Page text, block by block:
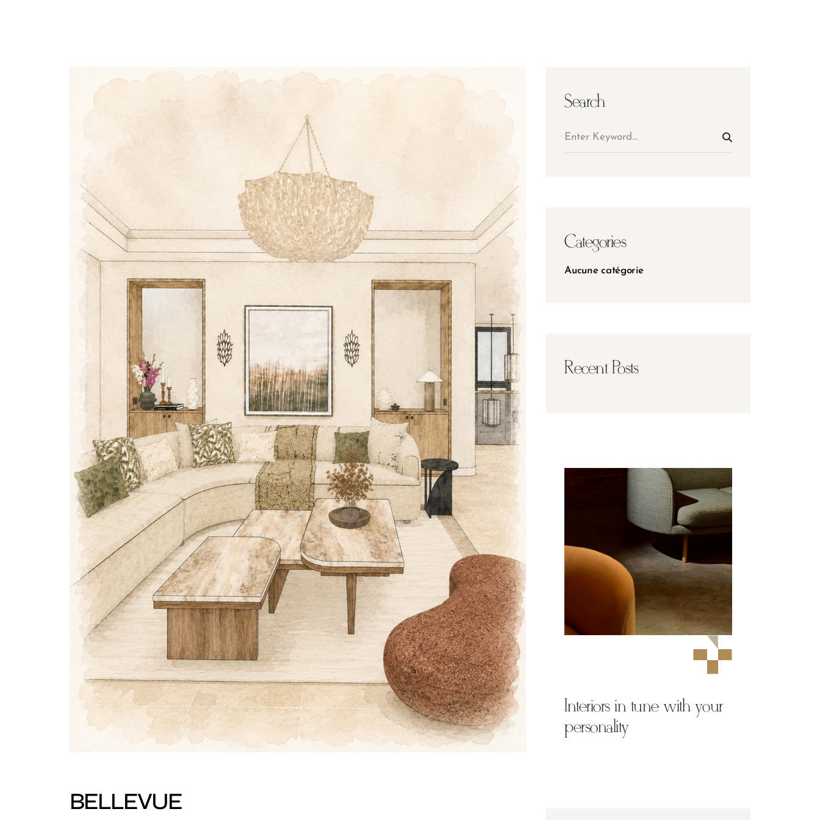
BELLEVUE
Search
Categories
Aucune catégorie
Recent Posts
Interiors in tune with your
personality